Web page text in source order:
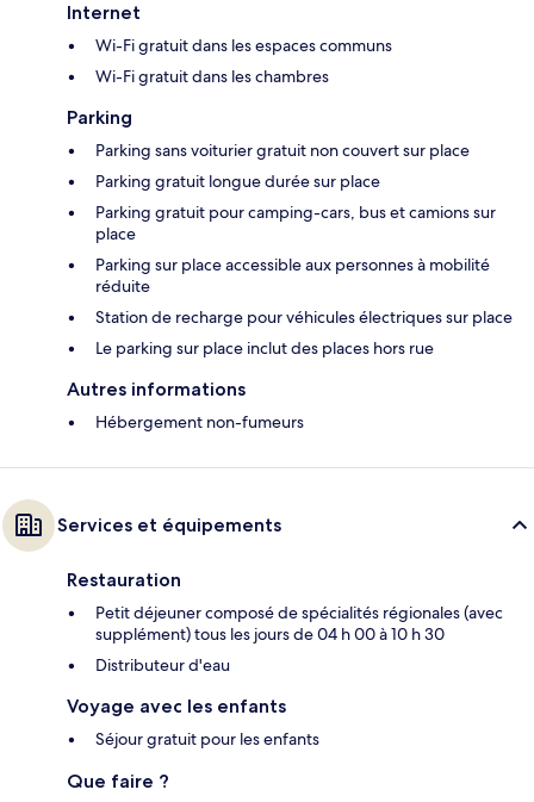
Internet
Wi-Fi gratuit dans les espaces communs
Wi-Fi gratuit dans les chambres
Parking
Parking sans voiturier gratuit non couvert sur place
Parking gratuit longue durée sur place
Parking gratuit pour camping-cars, bus et camions sur
place
Parking sur place accessible aux personnes à mobilité
réduite
Station de recharge pour véhicules électriques sur place
Le parking sur place inclut des places hors rue
Autres informations
Hébergement non-fumeurs
Services et équipements
Restauration
Petit déjeuner composé de spécialités régionales (avec
supplément) tous les jours de 04 h 00 à 10 h 30
Distributeur d'eau
Voyage avec les enfants
Séjour gratuit pour les enfants
Que faire ?